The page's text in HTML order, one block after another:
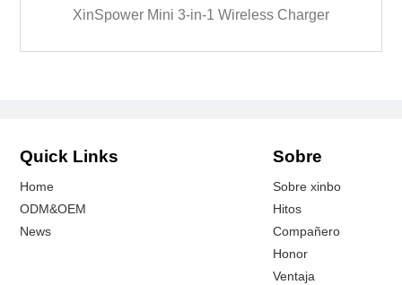
XinSpower Mini 3-in-1 Wireless Charger
Quick Links
Home
ODM&OEM
News
Sobre
Sobre xinbo
Hitos
Compañero
Honor
Ventaja